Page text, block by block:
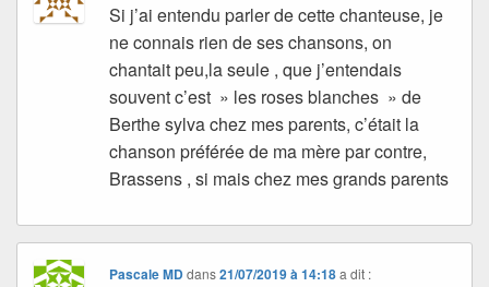
Si j’ai entendu parler de cette chanteuse, je
ne connais rien de ses chansons, on
chantait peu,la seule , que j’entendais
souvent c’est » les roses blanches » de
Berthe sylva chez mes parents, c’était la
chanson préférée de ma mère par contre,
Brassens , si mais chez mes grands parents
Pascale MDdans21/07/2019 à 14:18 a dit :